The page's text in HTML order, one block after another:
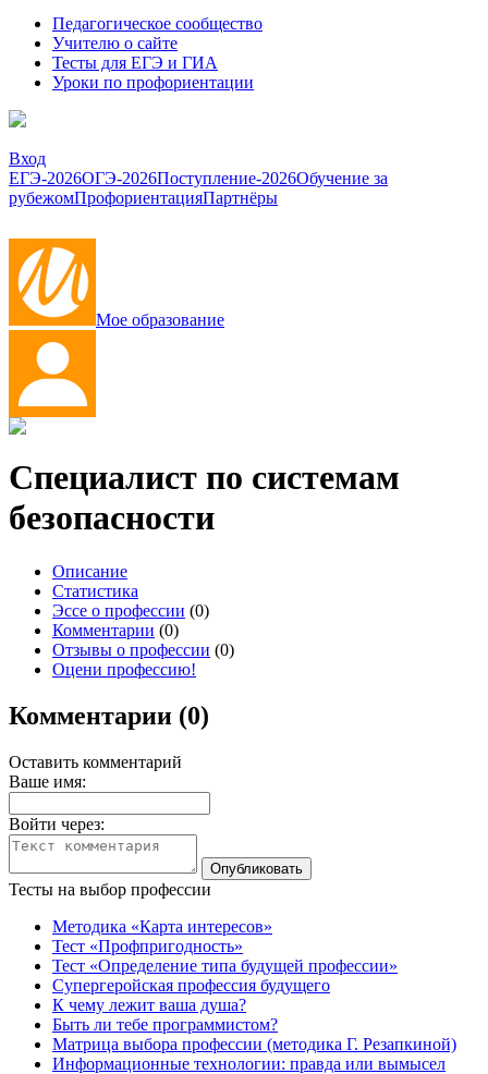
Педагогическое сообщество
Учителю о сайте
Тесты для ЕГЭ и ГИА
Уроки по профориентации
Вход
ЕГЭ-2026ОГЭ-2026Поступление-2026Обучение за
рубежомПрофориентацияПартнёры
Мое образование
Специалист по системам
безопасности
Описание
Статистика
Эссе о профессии (0)
Комментарии (0)
Отзывы о профессии (0)
Оцени профессию!
Комментарии (0)
Оставить комментарий
Ваше имя:
Войти через:
Тесты на выбор профессии
Методика «Карта интересов»
Тест «Профпригодность»
Тест «Определение типа будущей профессии»
Супергеройская профессия будущего
К чему лежит ваша душа?
Быть ли тебе программистом?
Матрица выбора профессии (методика Г. Резапкиной)
Информационные технологии: правда или вымысел